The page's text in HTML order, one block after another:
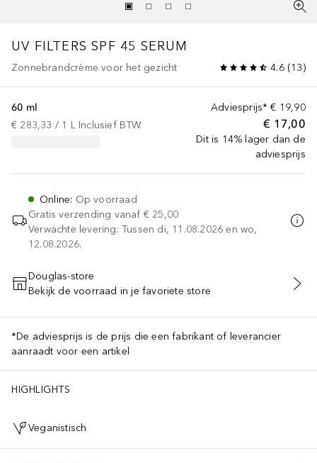
UV FILTERS SPF 45 SERUM
Zonnebrandcrème voor het gezicht 4.6(13)
Adviesprijs* € 19,90
€ 17,00
Dit is 14% lager dan de
adviesprijs
60 ml
€ 283,33 / 1 L Inclusief BTW
Online: Op voorraad
Gratis verzending vanaf € 25,00
Verwachte levering: Tussen di, 11.08.2026 en wo,
12.08.2026.
VOEG TOE AAN WINKELMANDJE
Douglas-store
Bekijk de voorraad in je favoriete store
*De adviesprijs is de prijs die een fabrikant of leverancier
aanraadt voor een artikel
HIGHLIGHTS
Veganistisch